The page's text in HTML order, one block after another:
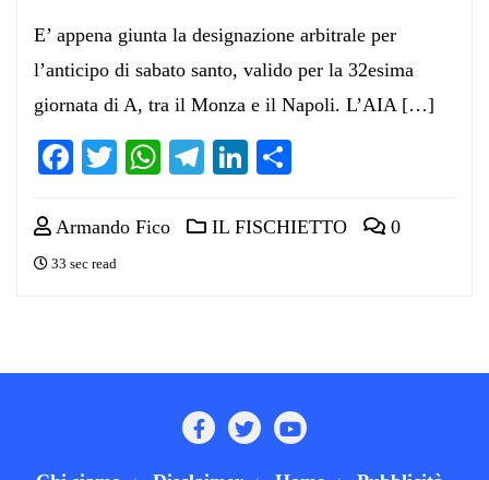
E’ appena giunta la designazione arbitrale per
l’anticipo di sabato santo, valido per la 32esima
giornata di A, tra il Monza e il Napoli. L’AIA […]
Facebook
TwitterWhatsApp
Telegram
LinkedIn
Armando Fico IL FISCHIETTO 0
33 sec read